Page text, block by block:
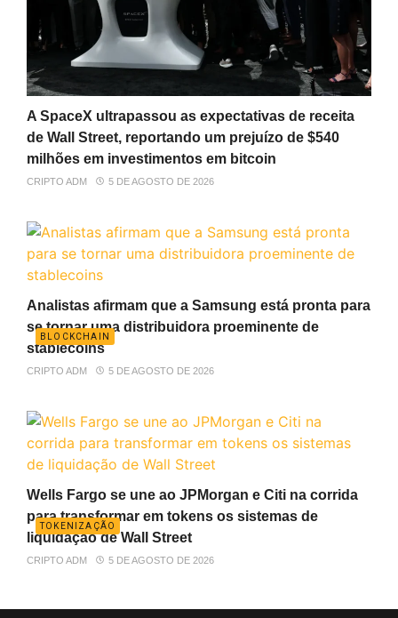
A SpaceX ultrapassou as expectativas de receita
de Wall Street, reportando um prejuízo de $540
milhões em investimentos em bitcoin
CRIPTO ADM 5 DE AGOSTO DE 2026
BLOCKCHAIN
Analistas afirmam que a Samsung está pronta para
se tornar uma distribuidora proeminente de
stablecoins
CRIPTO ADM 5 DE AGOSTO DE 2026
TOKENIZAÇÃO
Wells Fargo se une ao JPMorgan e Citi na corrida
para transformar em tokens os sistemas de
liquidação de Wall Street
CRIPTO ADM 5 DE AGOSTO DE 2026